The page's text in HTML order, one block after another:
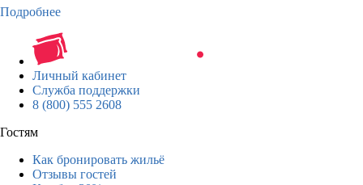
Подробнее
Личный кабинет
Служба поддержки
8 (800) 555 2608
Гостям
Как бронировать жильё
Отзывы гостей